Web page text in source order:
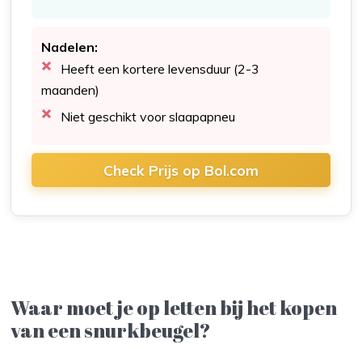
Nadelen:
Heeft een kortere levensduur (2-3
maanden)
Niet geschikt voor slaapapneu
Check Prijs op Bol.com
Waar moet je op letten bij het kopen
van een snurkbeugel?